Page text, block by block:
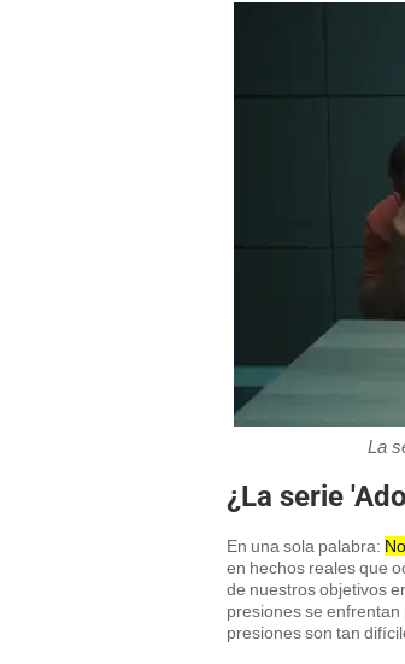
La
¿La serie
En una sola palabra: No
en hechos reales que
de nuestros objetivos
presiones se
presiones son tan